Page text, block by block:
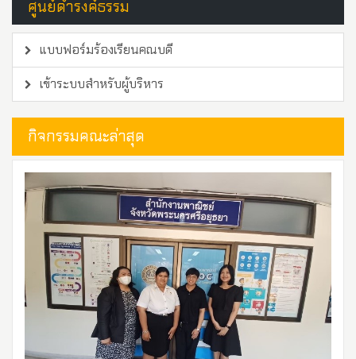
ศูนย์ดำรงค์ธรรม
แบบฟอร์มร้องเรียนคณบดี
เข้าระบบสำหรับผู้บริหาร
กิจกรรมคณะล่าสุด